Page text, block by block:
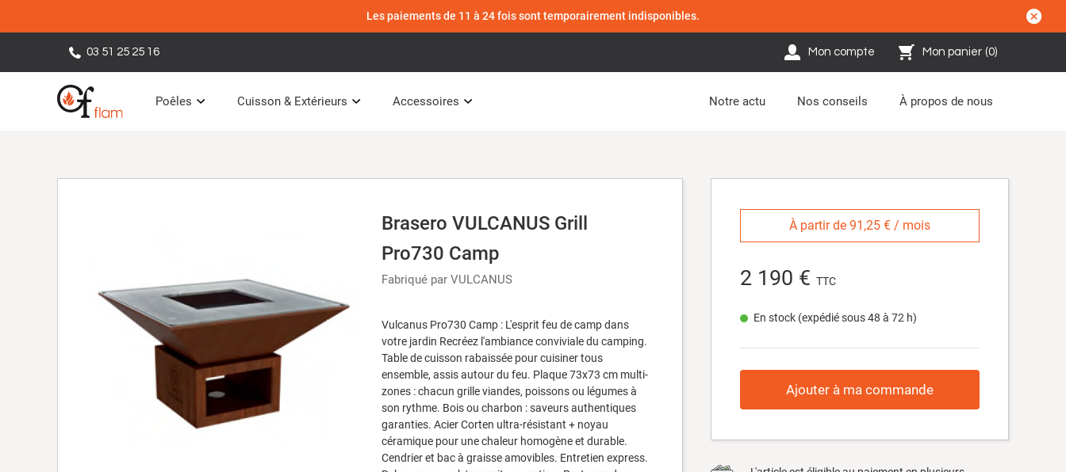
Les paiements de 11 à 24 fois sont temporairement indisponibles.
03 51 25 25 16 Mon compte Mon panier (0)
Poêles Cuisson & Extérieurs Accessoires Notre actu Nos conseils À propos de nous
Brasero VULCANUS Grill
Pro730 Camp
Fabriqué par VULCANUS
Vulcanus Pro730 Camp : L'esprit feu de camp dans
votre jardin Recréez l'ambiance conviviale du camping.
Table de cuisson rabaissée pour cuisiner tous
ensemble, assis autour du feu. Plaque 73x73 cm multi-
zones : chacun grille viandes, poissons ou légumes à
son rythme. Bois ou charbon : saveurs authentiques
garanties. Acier Corten ultra-résistant + noyau
céramique pour une chaleur homogène et durable.
Cendrier et bac à graisse amovibles. Entretien express.
À partir de 91,25 € / mois
2 190 € TTC
En stock (expédié sous 48 à 72 h)
Ajouter à ma commande